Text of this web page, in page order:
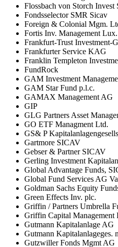
Flossbach von Storch Invest
Fondsselector SMR Sicav
Foreign & Colonial Mgm.
Fortis Inv. Management
Frankfurt-Trust Investment-
Frankfurter Service KAG
Franklin Templeton
FundRock
GAM Investment
GAM Star Fund p.l.c.
GAMAX Management AG
GIP
GLG Partners Asset
GO ETF Managment Ltd.
GS& P
Gartmore SICAV
Gebser & Partner SICAV
Gerling Investment
Global Advantage Funds,
Global Fund Services AG
Goldman Sachs Equity
Green Effects Inv. plc.
Griffin / Partners Umbrella
Griffin Capital Management
Gutmann Kapitalanlage AG
Gutmann Kapitalanlageges.
Gutzwiller Fonds Mgmt AG